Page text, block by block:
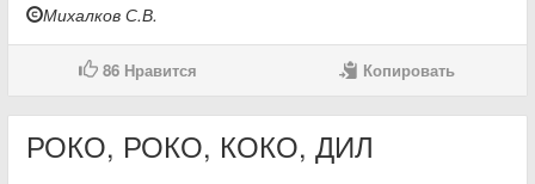
Михалков С.В.
86 Нравится Копировать
РОКО, РОКО, КОКО, ДИЛ